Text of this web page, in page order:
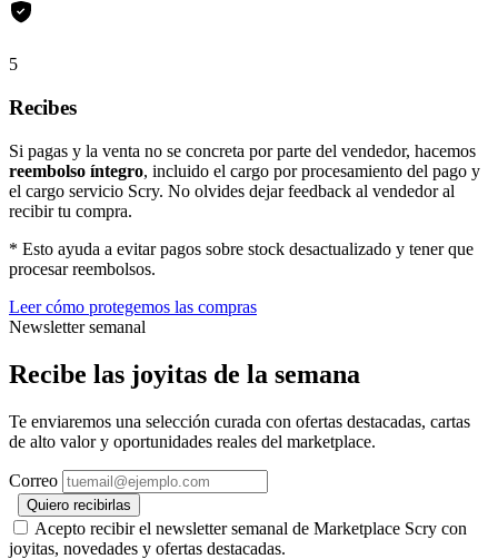
5
Recibes
Si pagas y la venta no se concreta por parte del vendedor, hacemos
reembolso íntegro, incluido el cargo por procesamiento del pago y
el cargo servicio Scry. No olvides dejar feedback al vendedor al
recibir tu compra.
* Esto ayuda a evitar pagos sobre stock desactualizado y tener que
procesar reembolsos.
Leer cómo protegemos las compras
Newsletter semanal
Recibe las joyitas de la semana
Te enviaremos una selección curada con ofertas destacadas, cartas
de alto valor y oportunidades reales del marketplace.
Correo
Quiero recibirlas
Acepto recibir el newsletter semanal de Marketplace Scry con
joyitas, novedades y ofertas destacadas.